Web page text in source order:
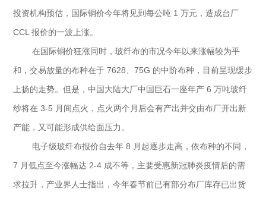
投资机构预估，国际铜价今年将见到每公吨 1 万元，造成台厂
CCL 报价的一波上涨。
在国际铜价狂涨同时，玻纤布的市况今年以来涨幅较为平
和，交易放量的布种在于 7628、75G 的中阶布种，目前呈现缓步
上扬的走势。但是，中国大陆大厂中国巨石一座年产 6 万吨玻纤
纱将在 3-5 月间点火，点火两个月后会有产出并交由布厂开出新
产能，又可能形成供给面压力。
电子级玻纤布报价自去年 8 月起逐步走高，依布种的不同，
7 月低点至今涨幅达 2-4 成不等，主要受惠新冠肺炎疫情后的需
求拉升，产业界人士指出，今年春节前已有部分布厂库存已出货